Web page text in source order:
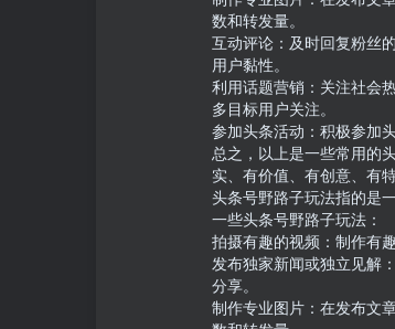
数和转发量。
互动评论：及时回复粉丝
用户黏性。
利用话题营销：关注社会
多目标用户关注。
参加头条活动：积极参加
总之，以上是一些常用的
实、有价值、有创意、有
头条号野路子玩法指的是
一些头条号野路子玩法：
拍摄有趣的视频：制作有
发布独家新闻或独立见解
分享。
制作专业图片：在发布文